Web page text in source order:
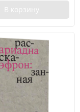
В корзину